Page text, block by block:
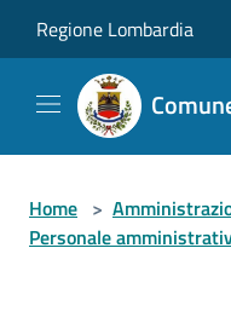
Regione Lombardia
Home >
Personale